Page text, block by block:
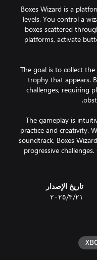
Boxes Wizard is a
levels. You control a
boxes scattered
platforms, activate
The goal is to collect
trophy that appears.
challenges, requiring
The gameplay is
practice and creativity.
soundtrack, Boxes
progressive
تاريخ الإصدار
٢١‏/٣‏/٢٠٢٥